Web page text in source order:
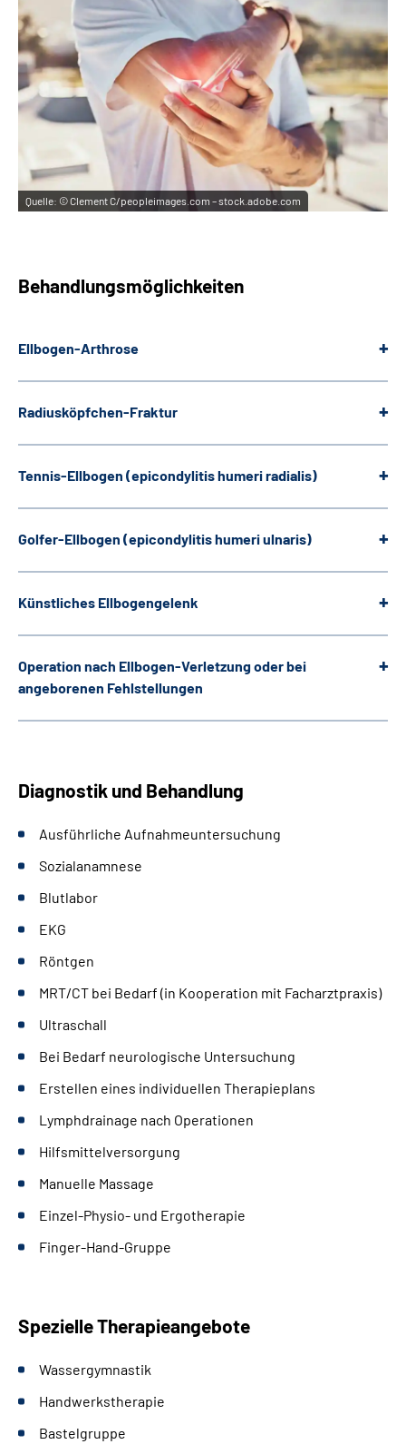
Quelle: © Clement C/peopleimages.com – stock.adobe.com
Behandlungsmöglichkeiten
Ellbogen-Arthrose
Radiusköpfchen-Fraktur
Tennis-Ellbogen (epicondylitis humeri radialis)
Golfer-Ellbogen (epicondylitis humeri ulnaris)
Künstliches Ellbogengelenk
Operation nach Ellbogen-Verletzungoder bei
angeborenen Fehlstellungen
Diagnostik und Behandlung
Ausführliche Aufnahmeuntersuchung
Sozialanamnese
Blutlabor
EKG
Röntgen
MRT/CT bei Bedarf (in Kooperation mit Facharztpraxis)
Ultraschall
Bei Bedarf neurologische Untersuchung
Erstellen eines individuellen Therapieplans
Lymphdrainage nach Operationen
Hilfsmittelversorgung
Manuelle Massage
Einzel-Physio- und Ergotherapie
Finger-Hand-Gruppe
Spezielle Therapieangebote
Wassergymnastik
Handwerkstherapie
Bastelgruppe